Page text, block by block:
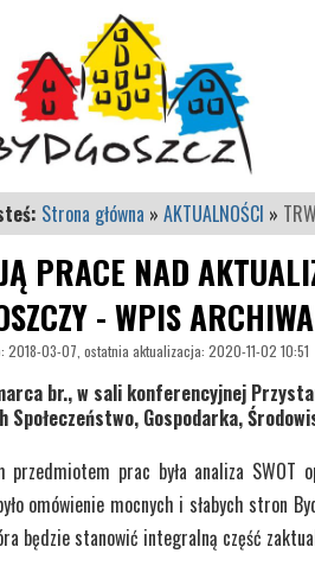
Strona główna » AKTUALNOŚCI »
PRACE NAD
- WPIS
2018-03-07, ostatnia aktualizacja: 2020-11-02 10:51
br., w sali konferencyjnej
Społeczeństwo, Gospodarka,
przedmiotem prac była analiza SWOT
omówienie mocnych i słabych stron
będzie stanowić integralną część